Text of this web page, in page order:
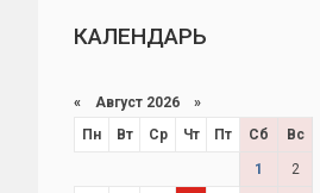
КАЛЕНДАРЬ
« Август 2026 »
Пн
Вт Ср Чт Пт Сб Вс
1 2